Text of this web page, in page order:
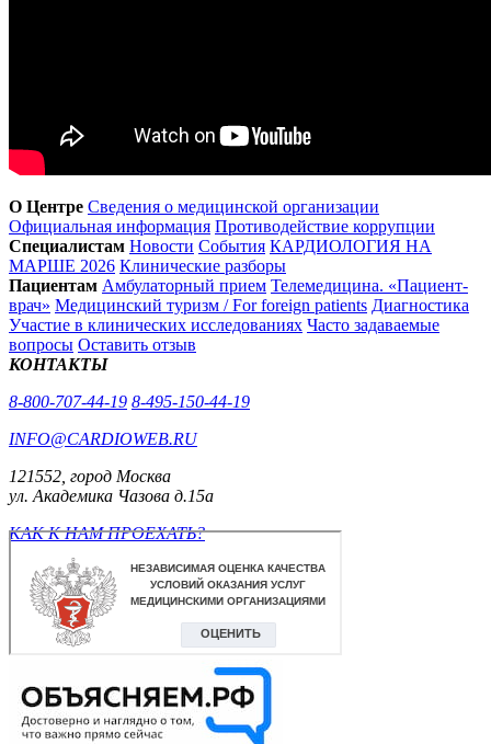
О Центре Сведения о медицинской организации
Официальная информация Противодействие коррупции
Специалистам Новости События КАРДИОЛОГИЯ НА
МАРШЕ 2026 Клинические разборы
Пациентам Амбулаторный прием Телемедицина. «Пациент-
врач» Медицинский туризм / For foreign patients Диагностика
Участие в клинических исследованиях Часто задаваемые
вопросы Оставить отзыв
КОНТАКТЫ
8-800-707-44-19 8-495-150-44-19
INFO@CARDIOWEB.RU
121552, город Москва
ул. Академика Чазова д.15а
КАК К НАМ ПРОЕХАТЬ?